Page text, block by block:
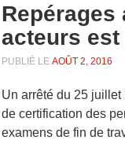
Repérages
acteurs est
PUBLIÉ LE AOÛT 2, 2016
Un arrêté du 25
de certification des
examens de fin de